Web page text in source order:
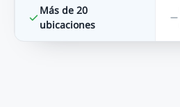
Más de 20
ubicaciones